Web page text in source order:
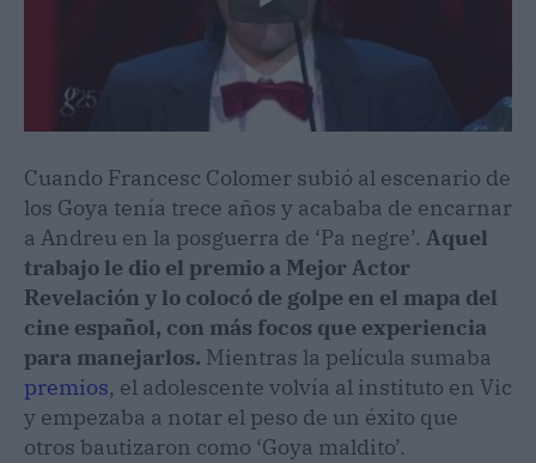
Cuando Francesc Colomer subió al escenario de
los Goya tenía trece años y acababa de encarnar
a Andreu en la posguerra de ‘Pa negre’. Aquel
trabajo le dio el premio a Mejor Actor
Revelación y lo colocó de golpe en el mapa del
cine español, con más focos que experiencia
para manejarlos. Mientras la película sumaba
premios, el adolescente volvía al instituto en Vic
y empezaba a notar el peso de un éxito que
otros bautizaron como ‘Goya maldito’.